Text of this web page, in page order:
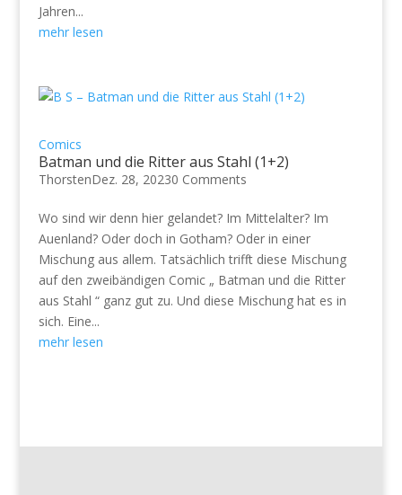
Jahren...
mehr lesen
Comics
Batman und die Ritter aus Stahl (1+2)
ThorstenDez. 28, 20230 Comments
Wo sind wir denn hier gelandet? Im Mittelalter? Im
Auenland? Oder doch in Gotham? Oder in einer
Mischung aus allem. Tatsächlich trifft diese Mischung
auf den zweibändigen Comic „ Batman und die Ritter
aus Stahl “ ganz gut zu. Und diese Mischung hat es in
sich. Eine...
mehr lesen